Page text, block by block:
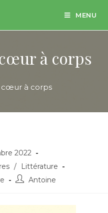
MENU
à corps
à corps
2022
/
Littérature
PostAntoine